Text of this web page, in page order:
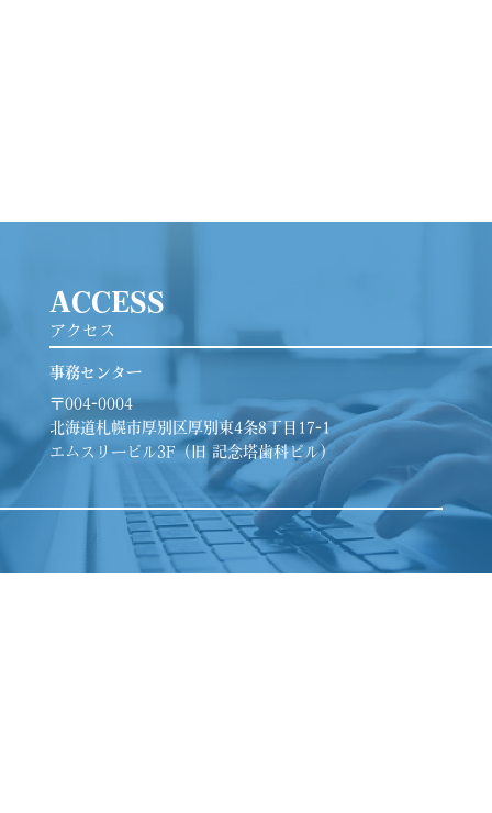
ACCESS
アクセス
事務センター
〒004-0004
北海道札幌市厚別区厚別東4条8丁目17-1
エムスリービル3F（旧 記念塔歯科ビル）